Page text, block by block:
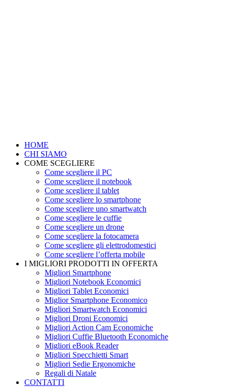
HOME
CHI SIAMO
COME SCEGLIERE
Come scegliere il PC
Come scegliere il notebook
Come scegliere il tablet
Come scegliere lo smartphone
Come scegliere uno smartwatch
Come scegliere le cuffie
Come scegliere un drone
Come scegliere la fotocamera
Come scegliere gli elettrodomestici
Come scegliere l’offerta mobile
I MIGLIORI PRODOTTI IN OFFERTA
Migliori Smartphone
Migliori Notebook Economici
Migliori Tablet Economici
Miglior Smartphone Economico
Migliori Smartwatch Economici
Migliori Droni Economici
Migliori Action Cam Economiche
Migliori Cuffie Bluetooth Economiche
Migliori eBook Reader
Migliori Specchietti Smart
Migliori Sedie Ergonomiche
Regali di Natale
CONTATTI